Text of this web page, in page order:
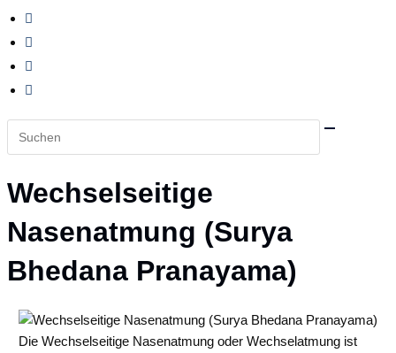
umschalten
Website
durchsuchen
Wechselseitige
Nasenatmung (Surya
Bhedana Pranayama)
Die Wechselseitige Nasenatmung oder Wechselatmung ist